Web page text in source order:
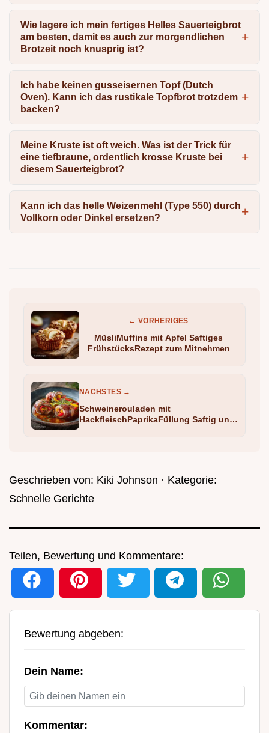
Wie lagere ich mein fertiges Helles Sauerteigbrot
am besten, damit es auch zur morgendlichen
Brotzeit noch knusprig ist?
Ich habe keinen gusseisernen Topf (Dutch
Oven). Kann ich das rustikale Topfbrot trotzdem
backen?
Meine Kruste ist oft weich. Was ist der Trick für
eine tiefbraune, ordentlich krosse Kruste bei
diesem Sauerteigbrot?
Kann ich das helle Weizenmehl (Type 550) durch
Vollkorn oder Dinkel ersetzen?
← VORHERIGES
MüsliMuffins mit Apfel Saftiges
FrühstücksRezept zum Mitnehmen
NÄCHSTES →
Schweinerouladen mit
HackfleischPaprikaFüllung Saftig und
Geschrieben von: Kiki Johnson · Kategorie:
Schnelle Gerichte
Teilen, Bewertung und Kommentare:
Bewertung abgeben:
Dein Name:
Kommentar: